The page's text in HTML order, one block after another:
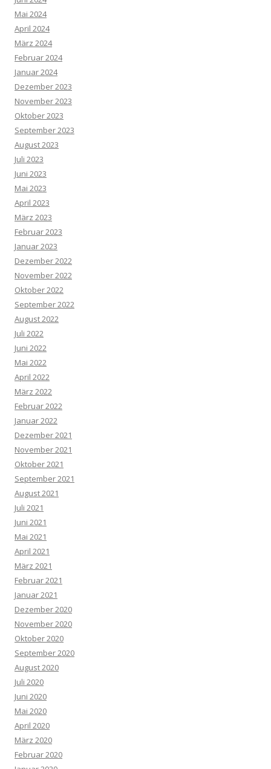
Mai 2024
April 2024
März 2024
Februar 2024
Januar 2024
Dezember 2023
November 2023
Oktober 2023
September 2023
August 2023
Juli 2023
Juni 2023
Mai 2023
April 2023
März 2023
Februar 2023
Januar 2023
Dezember 2022
November 2022
Oktober 2022
September 2022
August 2022
Juli 2022
Juni 2022
Mai 2022
April 2022
März 2022
Februar 2022
Januar 2022
Dezember 2021
November 2021
Oktober 2021
September 2021
August 2021
Juli 2021
Juni 2021
Mai 2021
April 2021
März 2021
Februar 2021
Januar 2021
Dezember 2020
November 2020
Oktober 2020
September 2020
August 2020
Juli 2020
Juni 2020
Mai 2020
April 2020
März 2020
Februar 2020